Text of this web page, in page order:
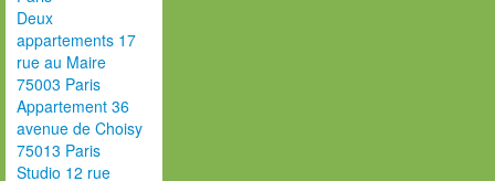
Deux
appartements 17
rue au Maire
75003 Paris
Appartement 36
avenue de Choisy
75013 Paris
Studio 12 rue